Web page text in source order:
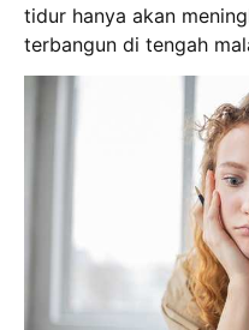
tidur hanya akan
terbangun di tengah